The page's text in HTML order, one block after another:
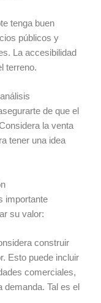
tenga buen
públicos y
La accesibilidad
terreno.
de que el
la venta
tener una idea
importante
su valor:
construir
Esto puede incluir
comerciales,
demanda. Tal es el